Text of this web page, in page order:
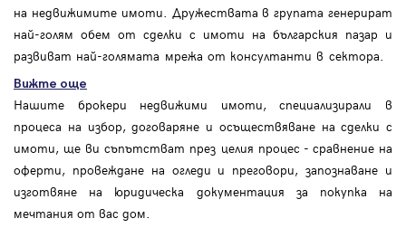
на недвижимите имоти. Дружествата в групата генерират
най-голям обем от сделки с имоти на българския пазар и
развиват най-голямата мрежа от консултанти в сектора.
Вижте още
Нашите брокери недвижими имоти, специализирали в
процеса на избор, договаряне и осъществяване на сделки с
имоти, ще ви съпътстват през целия процес - сравнение на
оферти, провеждане на огледи и преговори, запознаване и
изготвяне на юридическа документация за покупка на
мечтания от вас дом.